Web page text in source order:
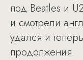
под Beatles и
и смотрели
удался и
продолжения.